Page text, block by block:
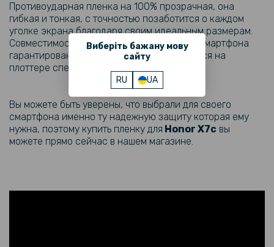
Виберіть бажану мову
сайту
RU UA
Противоударная пленка на 100% прозрачная, она
гибкая и тонкая, с точностью позаботится о каждом
уголке экрана благодаря своим идеальным размерам.
Совместимость пленки с моделью вашего смартфона
гарантирована, поскольку она производится на
плоттере специально для
Вы можете быть уверены, что выбрали для своего
смартфона именно ту надежную защиту которая ему
нужна, поэтому купить пленку для Honor X7c вы
можете прямо сейчас в нашем магазине.